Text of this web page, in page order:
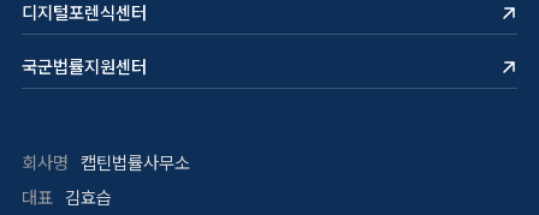
디지털포렌식센터
국군법률지원센터
회사명
캡틴법률사무소
대표
김효습